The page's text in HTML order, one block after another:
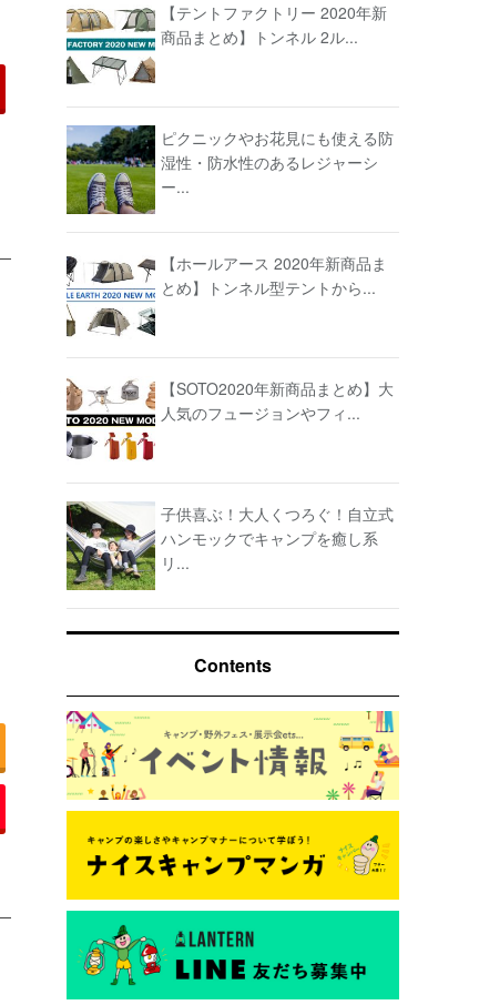
【テントファクトリー 2020年新
商品まとめ】トンネル 2ル...
ピクニックやお花見にも使える防
湿性・防水性のあるレジャーシ
ー...
【ホールアース 2020年新商品ま
とめ】トンネル型テントから...
【SOTO2020年新商品まとめ】大
人気のフュージョンやフィ...
子供喜ぶ！大人くつろぐ！自立式
ハンモックでキャンプを癒し系
リ...
Contents